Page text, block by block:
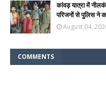
कांवड़ यात्रा में
परिजनों से पुलिस ने
August 04,
COMMENTS